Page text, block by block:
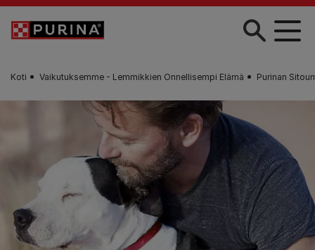
Skip to main content
Koti Vaikutuksemme - Lemmikkien Onnellisempi Elämä Purinan